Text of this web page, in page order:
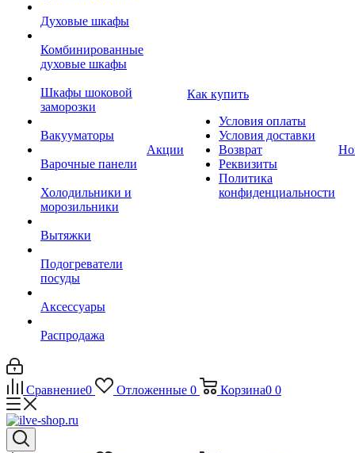
Духовые шкафы
Комбинированные
духовые шкафы
Шкафы шоковой
заморозки
Вакууматоры
Варочные панели
Холодильники и
морозильники
Вытяжки
Подогреватели
посуды
Аксессуары
Распродажа
Акции
Как купить
Условия оплаты
Условия доставки
Возврат
Реквизиты
Политика
конфиденциальности
Сравнение0 Отложенные 0 Корзина0 0